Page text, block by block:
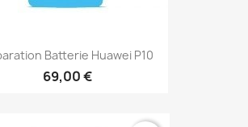
Batterie Huawei P10
69,00 €